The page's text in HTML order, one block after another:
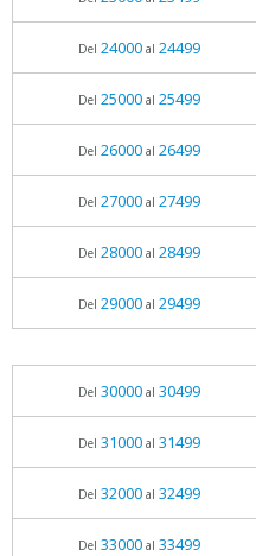
Del 24000al 24499
Del 25000al 25499
Del 26000al 26499
Del 27000al 27499
Del 28000al 28499
Del 29000al 29499
Del 30000al 30499
Del 31000al 31499
Del 32000al 32499
Del 33000al 33499